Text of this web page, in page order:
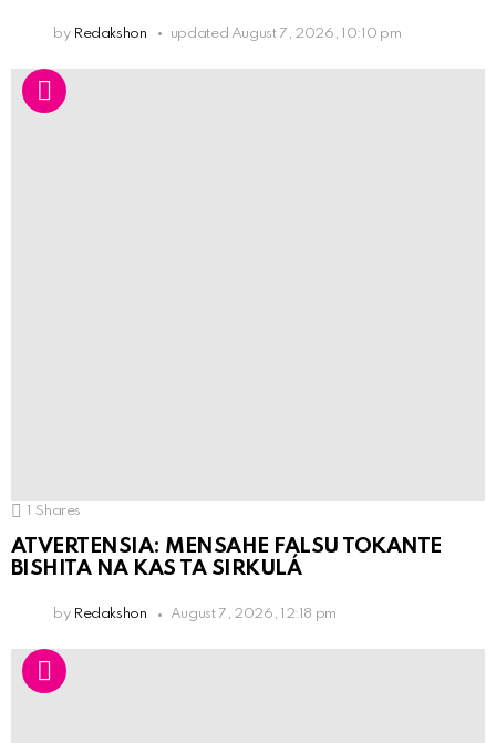
by Redakshon updated August 7, 2026, 10:10 pm
1 Shares
ATVERTENSIA: MENSAHE FALSU TOKANTE
BISHITA NA KAS TA SIRKULÁ
by Redakshon August 7, 2026, 12:18 pm